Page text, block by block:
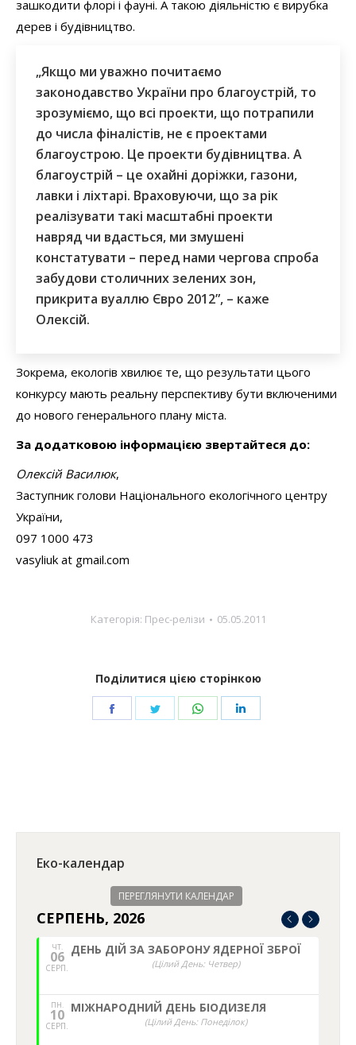
зашкодити флорі і фауні. А такою діяльністю є вирубка
дерев і будівництво.
„Якщо ми уважно почитаємо
законодавство України про благоустрій, то
зрозуміємо, що всі проекти, що потрапили
до числа фіналістів, не є проектами
благоустрою. Це проекти будівництва. А
благоустрій – це охайні доріжки, газони,
лавки і ліхтарі. Враховуючи, що за рік
реалізувати такі масштабні проекти
навряд чи вдасться, ми змушені
констатувати – перед нами чергова спроба
забудови столичних зелених зон,
прикрита вуаллю Євро 2012”, – каже
Олексій.
Зокрема, екологів хвилює те, що результати цього
конкурсу мають реальну перспективу бути включеними
до нового генерального плану міста.
За додатковою інформацією звертайтеся до:
Олексій Василюк,
Заступник голови Національного екологічного центру
України,
097 1000 473
vasyliuk at gmail.com
Категорія: Прес-релізи 05.05.2011
Поділитися цією сторінкою
Share
Share
Share
Еко-календар
ПЕРЕГЛЯНУТИ КАЛЕНДАР
СЕРПЕНЬ, 2026
ЧТ.
06
СЕРП.
ДЕНЬ ДІЙ ЗА ЗАБОРОНУ ЯДЕРНОЇ ЗБРОЇ
(Цілий День: Четвер)
ПН.
10
СЕРП.
МІЖНАРОДНИЙ ДЕНЬ БІОДИЗЕЛЯ
(Цілий День: Понеділок)